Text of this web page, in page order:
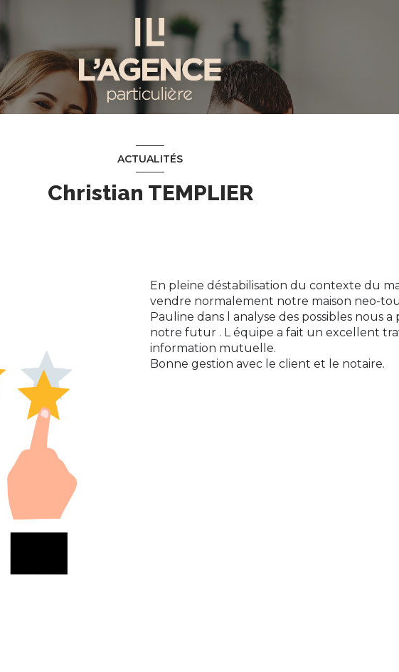
ACTUALITÉS
Christian TEMPLIER
En pleine déstabilisation du contexte du
vendre normalement notre maison neo-
Pauline dans l analyse des possibles nous
notre futur . L équipe a fait un excellent
information mutuelle.
Bonne gestion avec le client et le notaire.